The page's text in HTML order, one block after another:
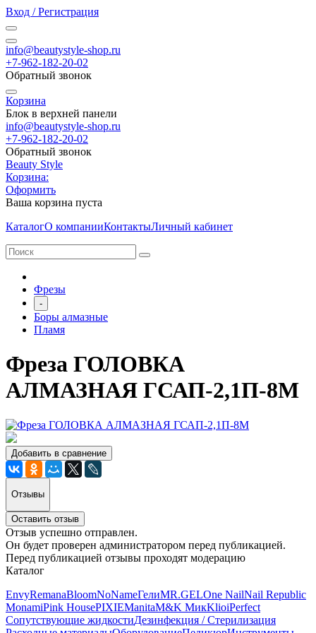
Вход / Регистрация
info@beautystyle-shop.ru
+7-962-182-20-02
Обратный звонок
Корзина
Блок в верхней панели
info@beautystyle-shop.ru
+7-962-182-20-02
Обратный звонок
Beauty Style
Корзина:
Оформить
Ваша корзина пуста
КаталогО компанииКонтактыЛичный кабинет
Фрезы
-
Боры алмазные
Пламя
Фреза ГОЛОВКА
АЛМАЗНАЯ ГСАП-2,1П-8М
Добавить в сравнение
Отзывы
Оставить отзыв
Отзыв успешно отправлен.
Он будет проверен администратором перед публикацией.
Перед публикацией отзывы проходят модерацию
Каталог
EnvyRemanaBloomNoNameГелиMR.GELOne NailNail Republic
MonamiPink HousePIXIEManitaM&K МикKlioiPerfect
Сопутствующие жидкостиДезинфекция / Стерилизация